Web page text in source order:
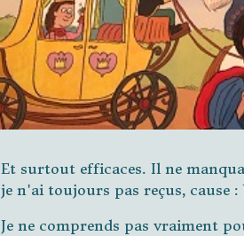
Et surtout efficaces. Il ne
je n'ai toujours pas reçus, cause
Je ne comprends pas vraiment